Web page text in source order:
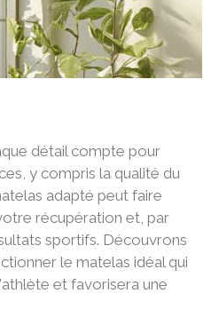
détail compte pour
y compris la qualité du
adapté peut faire
récupération et, par
sportifs. Découvrons
le matelas idéal qui
et favorisera une